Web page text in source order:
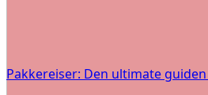
Pakkereiser: Den ultimate